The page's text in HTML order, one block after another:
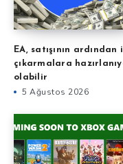
EA, satışının ardından
çıkarmalara
olabilir
5 Ağustos 2026